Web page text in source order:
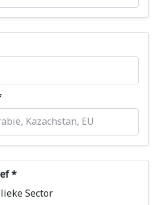
*
Sector